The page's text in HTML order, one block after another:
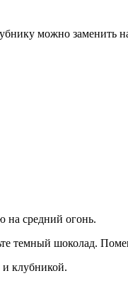
можно заменить
на средний огонь.
темный шоколад.
клубникой.